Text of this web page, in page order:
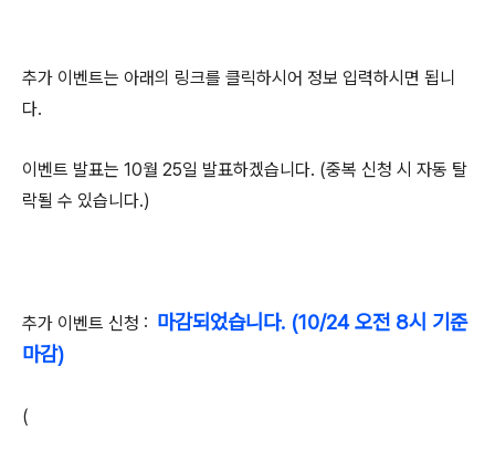
추가 이벤트는 아래의 링크를 클릭하시어 정보 입력하시면 됩니
다.
이벤트 발표는 10월 25일 발표하겠습니다. (중복 신청 시 자동 탈
락될 수 있습니다.)
추가 이벤트 신청 : 마감되었습니다. (10/24 오전 8시 기준
마감)
(